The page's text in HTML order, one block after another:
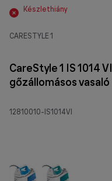
Készlethiány
CARESTYLE 1
CareStyle 1 IS 1014 VI
gőzállomásos vasaló
12810010-IS1014VI